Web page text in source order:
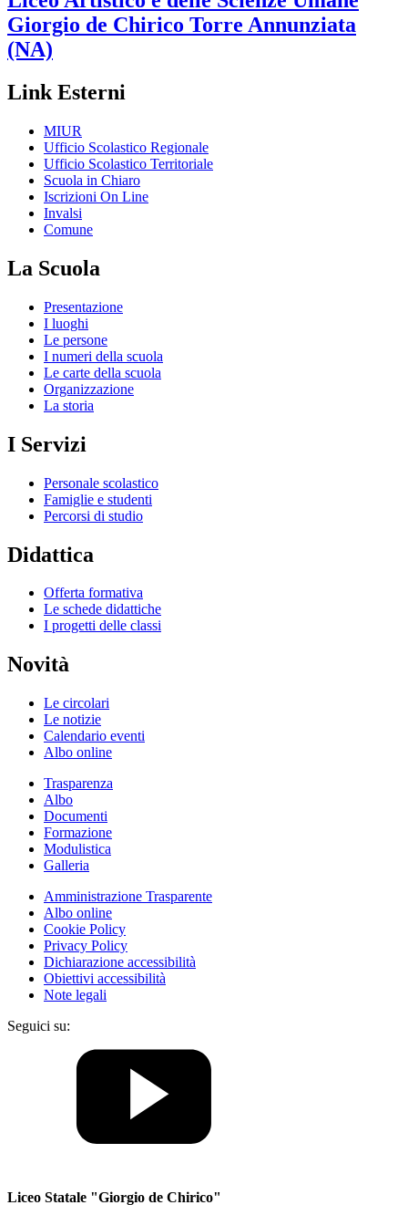
Giorgio de Chirico Torre Annunziata
(NA)
Link Esterni
MIUR
Ufficio Scolastico Regionale
Ufficio Scolastico Territoriale
Scuola in Chiaro
Iscrizioni On Line
Invalsi
Comune
La Scuola
Presentazione
I luoghi
Le persone
I numeri della scuola
Le carte della scuola
Organizzazione
La storia
I Servizi
Personale scolastico
Famiglie e studenti
Percorsi di studio
Didattica
Offerta formativa
Le schede didattiche
I progetti delle classi
Novità
Le circolari
Le notizie
Calendario eventi
Albo online
Trasparenza
Albo
Documenti
Formazione
Modulistica
Galleria
Amministrazione Trasparente
Albo online
Cookie Policy
Privacy Policy
Dichiarazione accessibilità
Obiettivi accessibilità
Note legali
Seguici su:
Liceo Statale "Giorgio de Chirico"